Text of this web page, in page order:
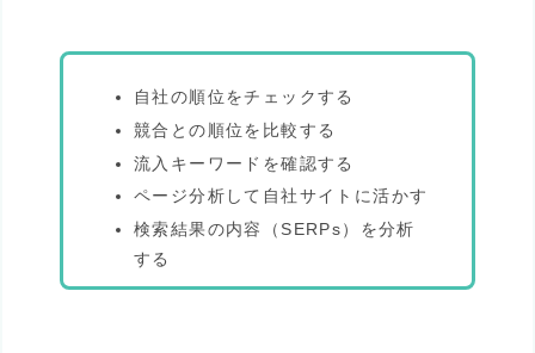
自社の順位をチェックする
競合との順位を比較する
流入キーワードを確認する
ページ分析して自社サイトに活かす
検索結果の内容（SERPs）を分析
する